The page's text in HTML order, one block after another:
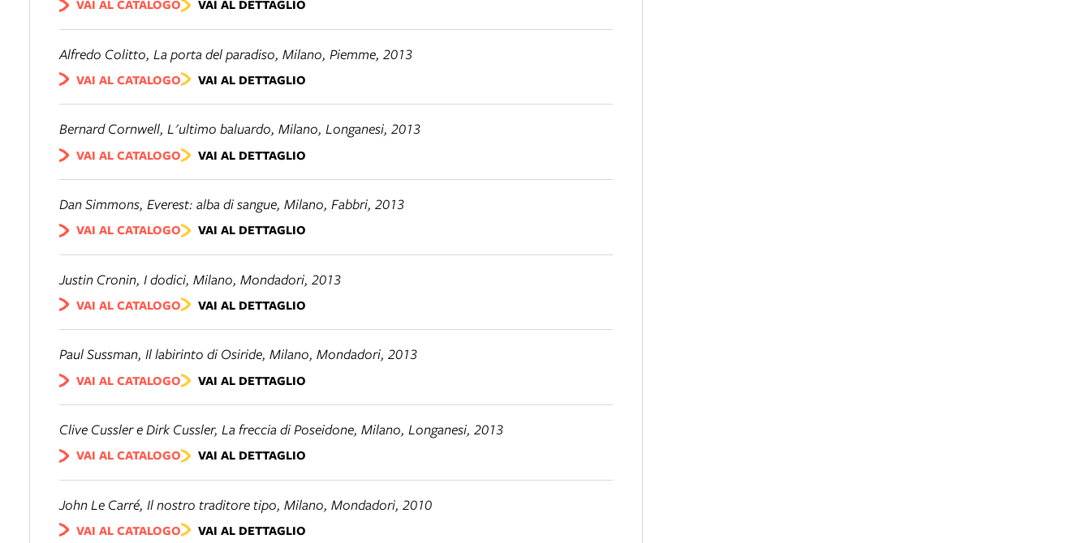
VAI AL CATALOGO VAI AL DETTAGLIO
Alfredo Colitto, La porta del paradiso, Milano, Piemme, 2013
VAI AL CATALOGO VAI AL DETTAGLIO
Bernard Cornwell, L'ultimo baluardo, Milano, Longanesi, 2013
VAI AL CATALOGO VAI AL DETTAGLIO
Dan Simmons, Everest: alba di sangue, Milano, Fabbri, 2013
VAI AL CATALOGO VAI AL DETTAGLIO
Justin Cronin, I dodici, Milano, Mondadori, 2013
VAI AL CATALOGO VAI AL DETTAGLIO
Paul Sussman, Il labirinto di Osiride, Milano, Mondadori, 2013
VAI AL CATALOGO VAI AL DETTAGLIO
Clive Cussler e Dirk Cussler, La freccia di Poseidone, Milano, Longanesi, 2013
VAI AL CATALOGO VAI AL DETTAGLIO
John Le Carré, Il nostro traditore tipo, Milano, Mondadori, 2010
VAI AL CATALOGO VAI AL DETTAGLIO